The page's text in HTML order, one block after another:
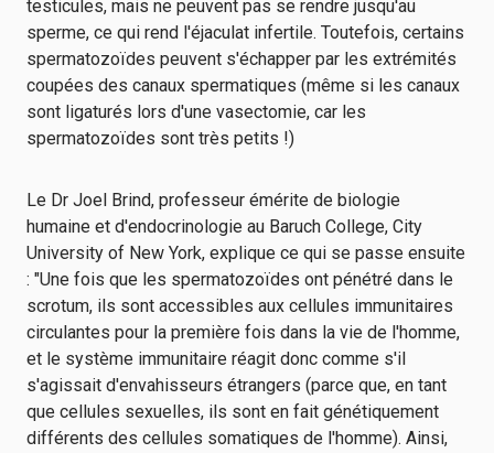
testicules, mais ne peuvent pas se rendre jusqu'au
sperme, ce qui rend l'éjaculat infertile. Toutefois, certains
spermatozoïdes peuvent s'échapper par les extrémités
coupées des canaux spermatiques (même si les canaux
sont ligaturés lors d'une vasectomie, car les
spermatozoïdes sont très petits !)
Le Dr Joel Brind, professeur émérite de biologie
humaine et d'endocrinologie au Baruch College, City
University of New York, explique ce qui se passe ensuite
: "Une fois que les spermatozoïdes ont pénétré dans le
scrotum, ils sont accessibles aux cellules immunitaires
circulantes pour la première fois dans la vie de l'homme,
et le système immunitaire réagit donc comme s'il
s'agissait d'envahisseurs étrangers (parce que, en tant
que cellules sexuelles, ils sont en fait génétiquement
différents des cellules somatiques de l'homme). Ainsi,